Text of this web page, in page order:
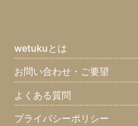
口癖は？(8) 座右の銘は？(12)
好きな食べ物は？(12) 嫌いな食べ
好きなスポーツは？(11)
好きな女性タレントは？(4)
wetukuとは
お問い合わせ・ご要望
よくある質問
プライバシーポリシー